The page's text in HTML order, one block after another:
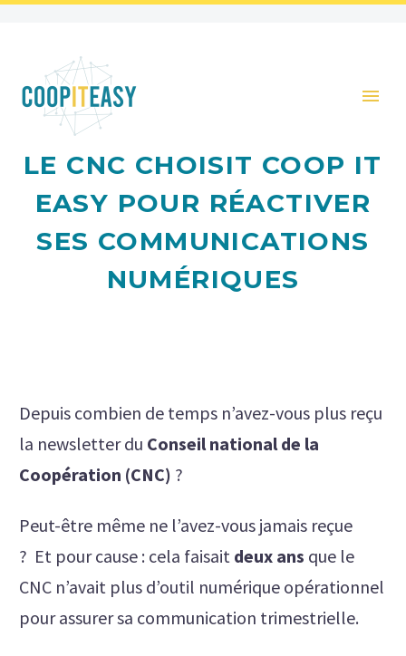
LE CNC CHOISIT COOP IT
EASY POUR RÉACTIVER
SES COMMUNICATIONS
NUMÉRIQUES
Depuis combien de temps n’avez-vous plus reçu
la newsletter du Conseil national de la
Coopération (CNC) ?
Peut-être même ne l’avez-vous jamais reçue
? Et pour cause : cela faisait deux ans que le
CNC n’avait plus d’outil numérique opérationnel
pour assurer sa communication trimestrielle.